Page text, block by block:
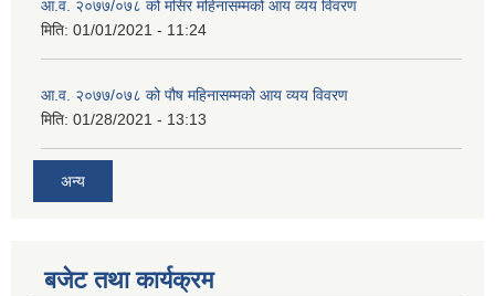
आ.व. २०७७/०७८ को मंसिर महिनासम्मको आय व्यय विवरण
मिति: 01/01/2021 - 11:24
आ.व. २०७७/०७८ को पौष महिनासम्मको आय व्यय विवरण
मिति: 01/28/2021 - 13:13
अन्य
बजेट तथा कार्यक्रम